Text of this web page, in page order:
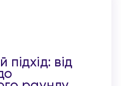
підхід: від